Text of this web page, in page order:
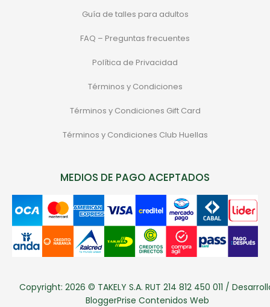
Guía de talles para adultos
FAQ – Preguntas frecuentes
Política de Privacidad
Términos y Condiciones
Términos y Condiciones Gift Card
Términos y Condiciones Club Huellas
MEDIOS DE PAGO ACEPTADOS
Copyright: 2026 © TAKELY S.A. RUT 214 812 450 011 /
BloggerPrise Contenidos Web